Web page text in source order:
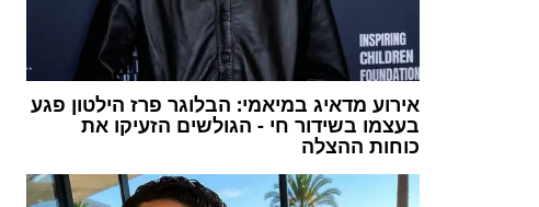
אירוע מדאיג במיאמי: הבלוגר פרז הילטון פגע
בעצמו בשידור חי - הגולשים הזעיקו את
כוחות ההצלה